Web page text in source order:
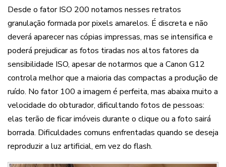
Desde o fator ISO 200 notamos nesses retratos
granulação formada por pixels amarelos. É discreta e não
deverá aparecer nas cópias impressas, mas se intensifica e
poderá prejudicar as fotos tiradas nos altos fatores da
sensibilidade ISO, apesar de notarmos que a Canon G12
controla melhor que a maioria das compactas a produção de
ruído. No fator 100 a imagem é perfeita, mas abaixa muito a
velocidade do obturador, dificultando fotos de pessoas:
elas terão de ficar imóveis durante o clique ou a foto sairá
borrada. Dificuldades comuns enfrentadas quando se deseja
reproduzir a luz artificial, em vez do flash.